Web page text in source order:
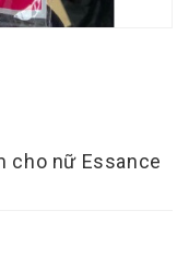
cho nữ Essance